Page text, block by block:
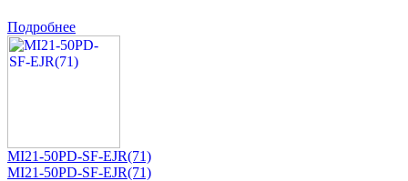
Подробнее
MI21-50PD-SF-EJR(71)
MI21-50PD-SF-EJR(71)